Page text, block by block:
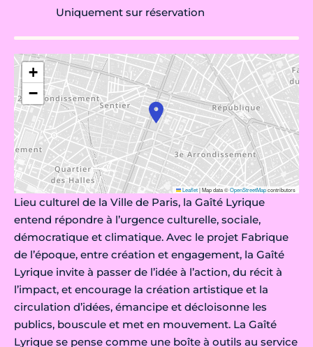
Uniquement sur réservation
+
−
Leaflet|Map data ©OpenStreetMapcontributors
Lieu culturel de la Ville de Paris, la Gaîté Lyrique
entend répondre à l’urgence culturelle, sociale,
démocratique et climatique. Avec le projet Fabrique
de l’époque, entre création et engagement, la Gaîté
Lyrique invite à passer de l’idée à l’action, du récit à
l’impact, et encourage la création artistique et la
circulation d’idées, émancipe et décloisonne les
publics, bouscule et met en mouvement. La Gaîté
Lyrique se pense comme une boîte à outils au service